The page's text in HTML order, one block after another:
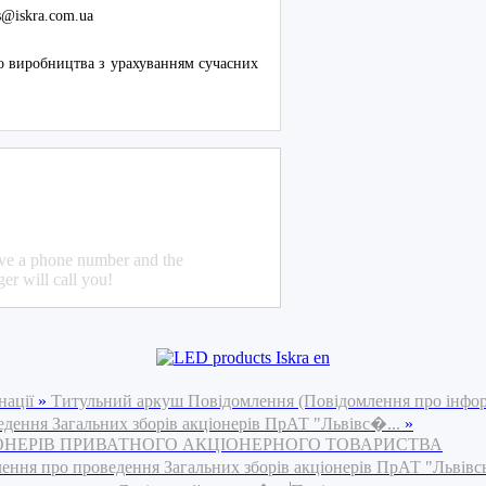
виробництва з урахуванням сучасних
a phone number and the
will call you!
» Титульний аркуш Повідомлення (Повідомлення про
Загальних зборів акціонерів ПрАТ "Львівс�... »
ПРИВАТНОГО АКЦІОНЕРНОГО ТОВАРИСТВА
про проведення Загальних зборів акціонерів ПрАТ